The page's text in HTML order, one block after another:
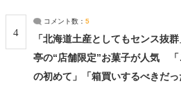
4
コメント数： 5
「北海道土産としてもセンス抜
亭の“店舗限定”お菓子が人気 「
の初めて」「箱買いするべきだっ